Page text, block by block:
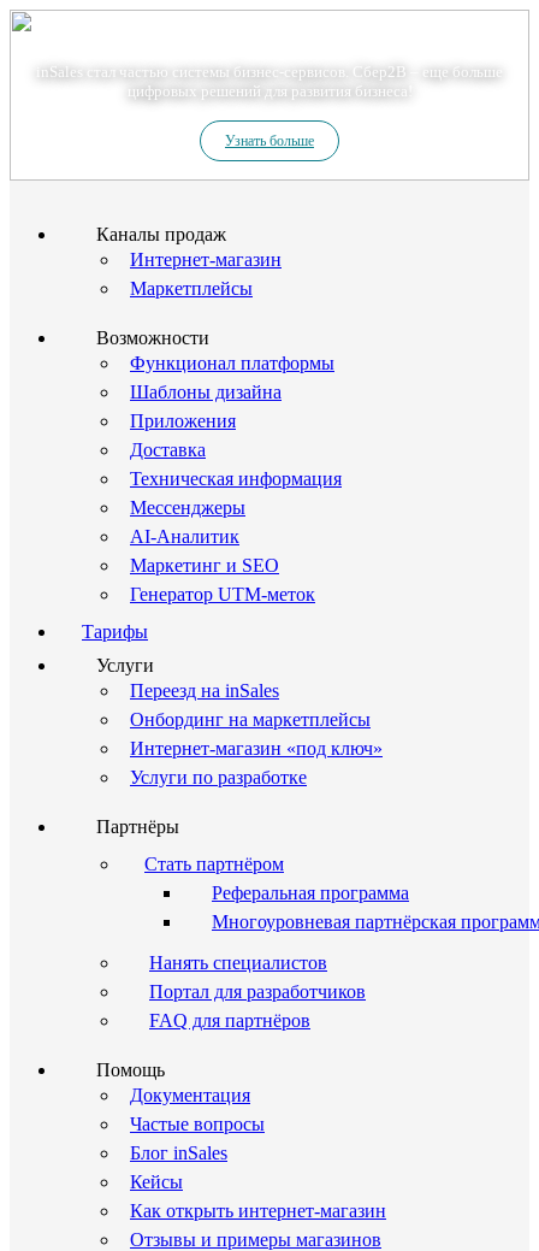
inSales стал частью системы бизнес-сервисов. Сбер2В – еще больше
цифровых решений для развития бизнеса!
Узнать больше
Каналы продаж
Интернет-магазин
Маркетплейсы
Возможности
Функционал платформы
Шаблоны дизайна
Приложения
Доставка
Техническая информация
Мессенджеры
AI-Аналитик
Маркетинг и SEO
Генератор UTM-меток
Тарифы
Услуги
Переезд на inSales
Онбординг на маркетплейсы
Интернет-магазин «под ключ»
Услуги по разработке
Партнёры
Стать партнёром
Реферальная программа
Многоуровневая партнёрская
Нанять специалистов
Портал для разработчиков
FAQ для партнёров
Помощь
Документация
Частые вопросы
Блог inSales
Кейсы
Как открыть интернет-магазин
Отзывы и примеры магазинов